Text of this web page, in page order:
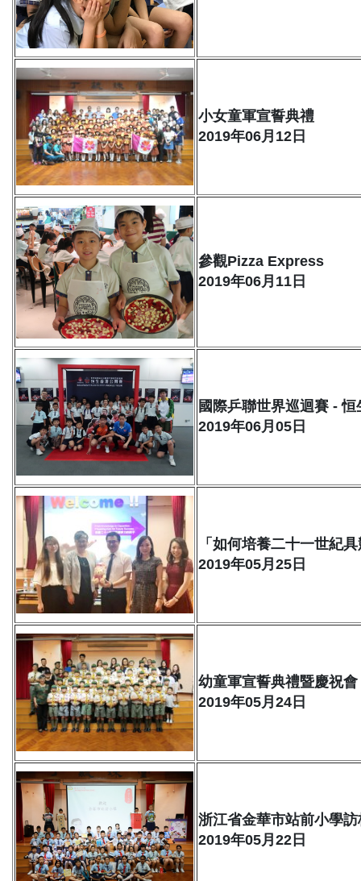
小女童軍宣誓典禮
2019年06月12日
參觀Pizza Express
2019年06月11日
國際乒聯世界巡迴賽 -
2019年06月05日
「如何培養二十一世紀
2019年05月25日
幼童軍宣誓典禮暨慶祝會
2019年05月24日
浙江省金華市站前小學訪
2019年05月22日